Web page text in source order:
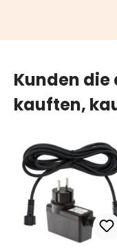
Kunden die
kauften,